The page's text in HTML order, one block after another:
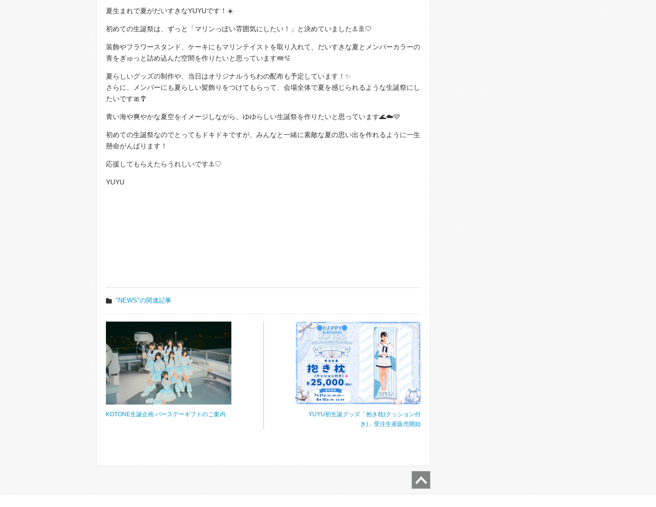
夏生まれで夏がだいすきなYUYUです！☀️
初めての生誕祭は、ずっと「マリンっぽい雰囲気にしたい！」と決めていました⚓️🚢🤍
装飾やフラワースタンド、ケーキにもマリンテイストを取り入れて、だいすきな夏とメンバーカラーの
青をぎゅっと詰め込んだ空間を作りたいと思っています🪼🫧
夏らしいグッズの制作や、当日はオリジナルうちわの配布も予定しています！✨
さらに、メンバーにも夏らしい髪飾りをつけてもらって、会場全体で夏を感じられるような生誕祭にし
たいです🎀🎐
青い海や爽やかな夏空をイメージしながら、ゆゆらしい生誕祭を作りたいと思っています🌊☁️🩵
初めての生誕祭なのでとってもドキドキですが、みんなと一緒に素敵な夏の思い出を作れるように一生
懸命がんばります！
応援してもらえたらうれしいです⚓️♡
YUYU
"NEWS"の関連記事
KOTONE生誕企画 バースデーギフトのご案内
YUYU初生誕グッズ「抱き枕(クッション付
き)」受注生産販売開始